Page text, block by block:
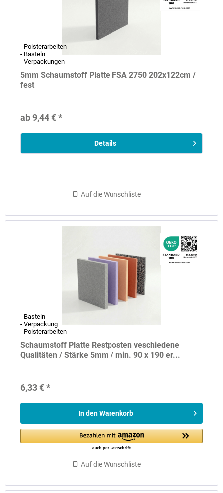
- Polsterarbeiten
- Basteln
- Verpackungen
5mm Schaumstoff Platte FSA 2750 202x122cm /
fest
ab 9,44 € *
Details
Auf die Wunschliste
- Basteln
- Verpackung
- Polsterarbeiten
Schaumstoff Platte Restposten veschiedene
Qualitäten / Stärke 5mm / min. 90 x 190 er...
6,33 € *
In den Warenkorb
Auf die Wunschliste